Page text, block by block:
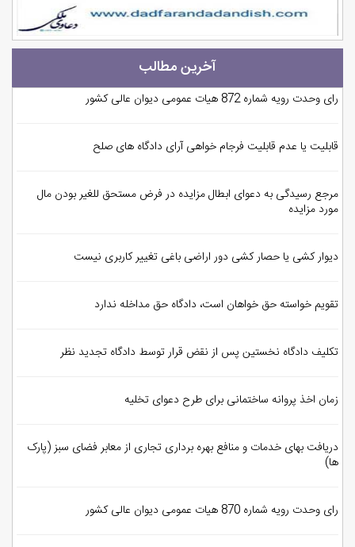
آخرین مطالب
رای وحدت رویه شماره 872 هیات عمومی دیوان عالی کشور
قابلیت یا عدم قابلیت فرجام خواهی آرای دادگاه های صلح
مرجع رسیدگی به دعوای ابطال مزایده در فرض مستحق للغیر بودن مال
مورد مزایده
دیوار کشی یا حصار کشی دور اراضی باغی تغییر کاربری نیست
تقویم خواسته حق خواهان است، دادگاه حق مداخله ندارد
تکلیف دادگاه نخستین پس از نقض قرار توسط دادگاه تجدید نظر
زمان اخذ پروانه ساختمانی برای طرح دعوای تخلیه
دریافت بهای خدمات و منافع بهره برداری تجاری از معابر فضای سبز (پارک
ها)
رای وحدت رویه شماره 870 هیات عمومی دیوان عالی کشور